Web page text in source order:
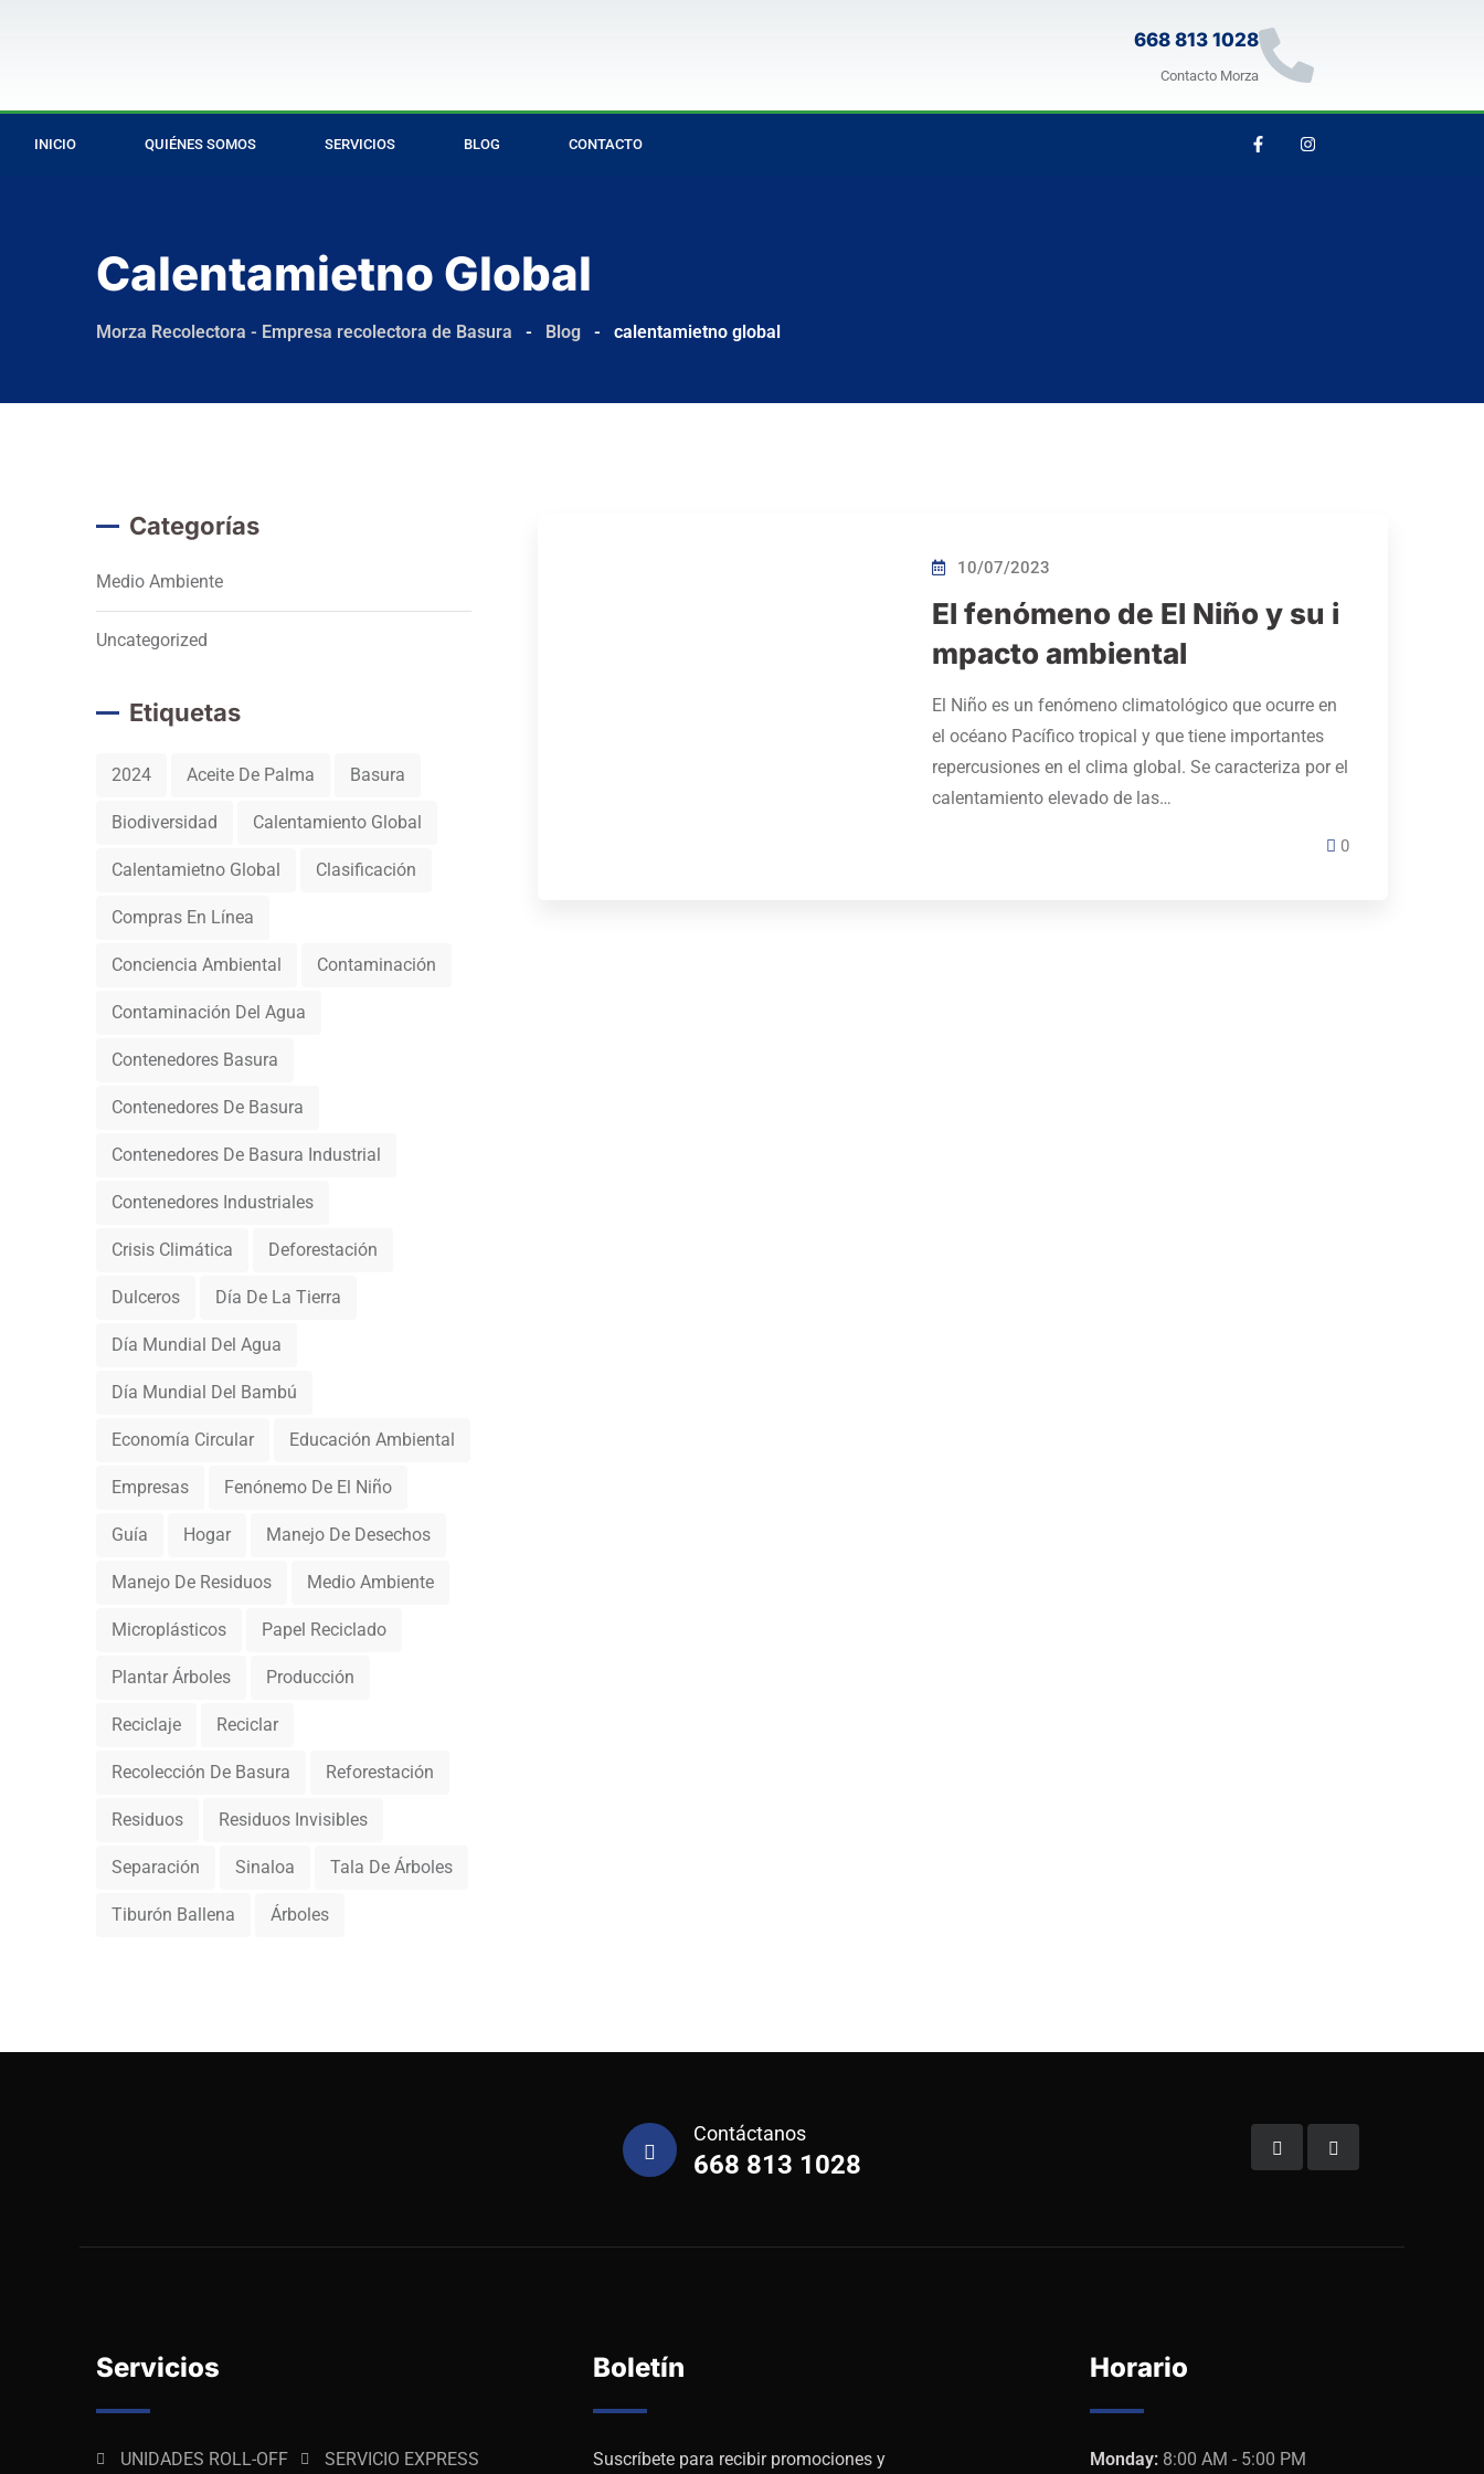
668 813 1028
Contacto Morza
INICIO QUIÉNES SOMOS SERVICIOS BLOG CONTACTO
Calentamietno Global
Morza Recolectora - Empresa recolectora de Basura - Blog - calentamietno global
Categorías
Medio Ambiente
Uncategorized
Etiquetas
2024 Aceite De Palma Basura
Biodiversidad Calentamiento Global
Calentamietno Global Clasificación
Compras En Línea
Conciencia Ambiental Contaminación
Contaminación Del Agua
Contenedores Basura
Contenedores De Basura
Contenedores De Basura Industrial
Contenedores Industriales
Crisis Climática Deforestación
Dulceros Día De La Tierra
Día Mundial Del Agua
Día Mundial Del Bambú
Economía Circular Educación Ambiental
Empresas Fenónemo De El Niño
Guía Hogar Manejo De Desechos
Manejo De Residuos Medio Ambiente
Microplásticos Papel Reciclado
Plantar Árboles Producción
Reciclaje Reciclar
Recolección De Basura Reforestación
Residuos Residuos Invisibles
Separación Sinaloa Tala De Árboles
Tiburón Ballena Árboles
10/07/2023
El fenómeno de El Niño y su i
mpacto ambiental
El Niño es un fenómeno climatológico que ocurre en
el océano Pacífico tropical y que tiene importantes
repercusiones en el clima global. Se caracteriza por el
calentamiento elevado de las…
0
Contáctanos
668 813 1028
Servicios
UNIDADES ROLL-OFF SERVICIO EXPRESS
Boletín
Suscríbete para recibir promociones y
Horario
Monday: 8:00 AM - 5:00 PM